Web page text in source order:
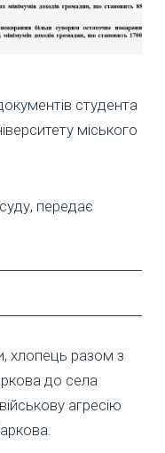
студента
міського
суду, передає
хлопець разом з
до села
агресію